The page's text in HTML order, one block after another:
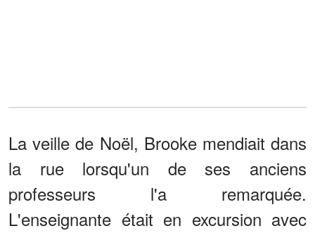
La veille de Noël, Brooke mendiait dans
la rue lorsqu'un de ses anciens
professeurs l'a remarquée.
L'enseignante était en excursion avec